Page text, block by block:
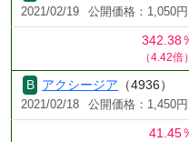
2021/02/19 公開価格：1,050
342.38
（4.42倍）
アクシージア （4936）
2021/02/18 公開価格：1,450
41.45